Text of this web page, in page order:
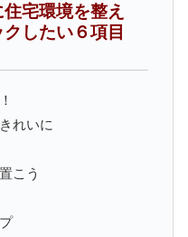
宅環境を整え
したい６項目
れいに
こう